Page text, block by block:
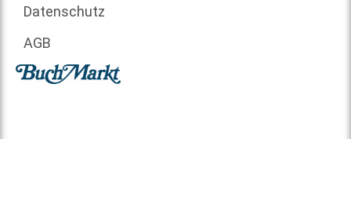
Datenschutz
AGB